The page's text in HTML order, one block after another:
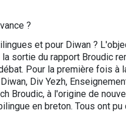
?
et pour Diwan ?
sortie du rapport Broudic
Pour la première fois à
Div Yezh,
Broudic, à l'origine de
en breton. Tous ont